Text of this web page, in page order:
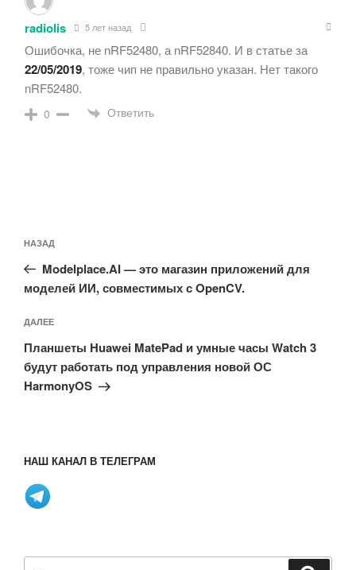
radiolis 5 лет назад
Ошибочка, не nRF52480, а nRF52840. И в статье за
22/05/2019, тоже чип не правильно указан. Нет такого
nRF52480.
0 Ответить
по
записям
Предыдущая
запись:
НАЗАД
Modelplace.AI — это магазин приложений для
моделей ИИ, совместимых с OpenCV.
Следующая
запись
ДАЛЕЕ
Планшеты Huawei MatePad и умные часы Watch 3
будут работать под управления новой ОС
HarmonyOS
НАШ КАНАЛ В ТЕЛЕГРАМ